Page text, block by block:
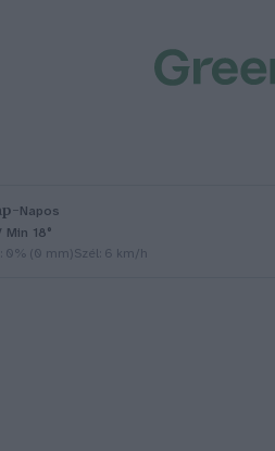
–Napos
Min 18°
0% (0 mm)Szél: 6 km/h